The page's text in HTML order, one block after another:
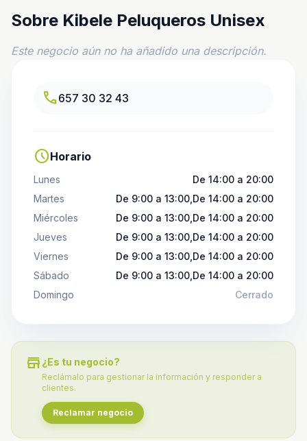
Sobre Kibele Peluqueros Unisex
Este negocio aún no ha añadido una descripción.
call657 30 32 43
scheduleHorario
Lunes
De 14:00 a 20:00
Martes
De 9:00 a 13:00,De 14:00 a 20:00
Miércoles
De 9:00 a 13:00,De 14:00 a 20:00
Jueves
De 9:00 a 13:00,De 14:00 a 20:00
Viernes
De 9:00 a 13:00,De 14:00 a 20:00
Sábado
De 9:00 a 13:00,De 14:00 a 20:00
Domingo
Cerrado
store ¿Es tu negocio?
Reclámalo para gestionar la información y responder a
clientes.
Reclamar negocio